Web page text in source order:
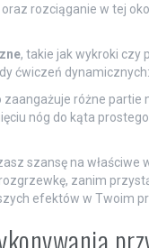
rozciąganie w tej
, takie jak wykroki czy
ćwiczeń dynamicznych:
zaangażuje różne partie
nóg do kąta
szansę na
zanim
efektów w Twoim